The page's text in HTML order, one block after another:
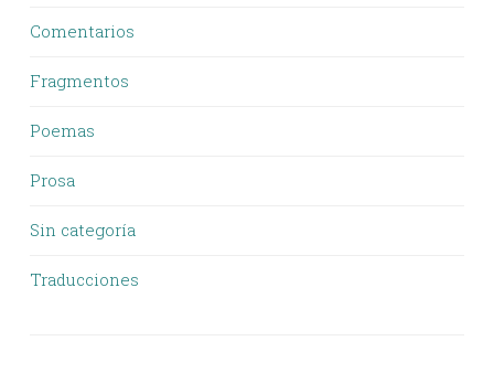
Comentarios
Fragmentos
Poemas
Prosa
Sin categoría
Traducciones